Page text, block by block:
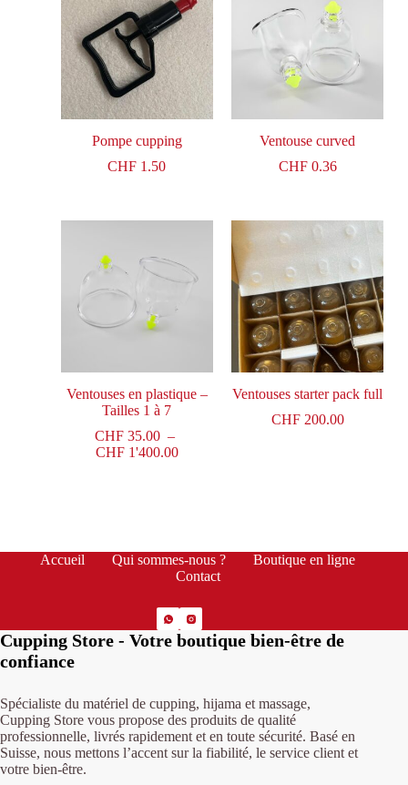
Pompe cupping
CHF 1.50
Ventouse curved
CHF0.36
Ventouses en plastique –
Tailles 1 à 7
CHF 35.00 –
CHF1'400.00
Ventouses starter pack full
CHF200.00
Accueil Qui sommes-nous ?
Boutique en ligne
Contact
Cupping Store - Votre boutique bien-être de
confiance
Spécialiste du matériel de cupping, hijama et massage,
Cupping Store vous propose des produits de qualité
professionnelle, livrés rapidement et en toute sécurité. Basé en
Suisse, nous mettons l’accent sur la fiabilité, le service client et
votre bien-être.